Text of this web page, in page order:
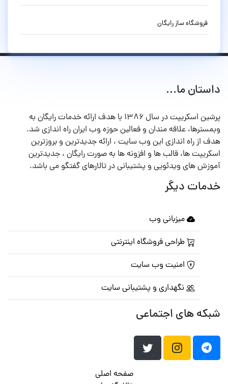
فروشگاه ساز رایگان
داستان ما...
پرشین اسکریپت در سال ۱۳۸۶ با هدف ارائه خدمات رایگان به
وبمسترها، علاقه مندان و فعالین حوزه وب ایران راه اندازی شد.
هدف از راه اندازی این وب سایت ، ارائه جدیدترین و بروزترین
اسکریپت ها، قالب ها و افزونه ها به صورت رایگان ، جدیدترین
آموزش های ویدئویی و پشتیبانی در تالارهای گفتگو می باشد.
خدمات دیگر
میزبانی وب
طراحی فروشگاه اینترنتی
امنیت وب سایت
نگهداری و پشتیبانی سایت
شبکه های اجتماعی
صفحه اصلی